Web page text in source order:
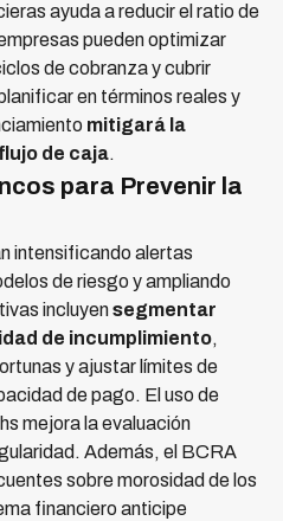
ayuda a reducir el ratio de
pueden optimizar
de cobranza y cubrir
en términos reales y
mitigará la
de caja.
para Prevenir la
intensificando alertas
de riesgo y ampliando
incluyensegmentar
de incumplimiento,
y ajustar límites de
de pago. El uso de
mejora la evaluación
Además, el BCRA
sobre morosidad de los
financiero anticipe